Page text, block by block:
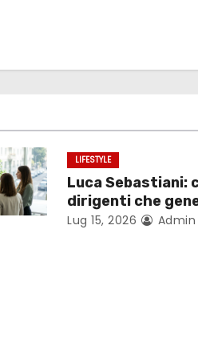
LIFESTYLE
Luca Sebastiani:
dirigenti che
Lug 15, 2026 Admin